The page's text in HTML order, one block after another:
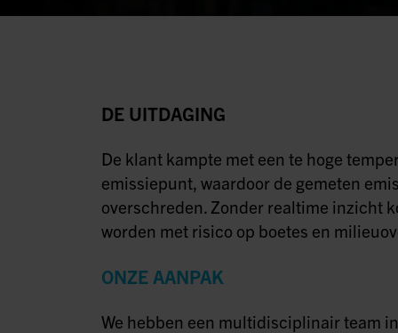
DE UITDAGING
De klant kampte met een te hoge
emissiepunt, waardoor de gemeten
overschreden. Zonder realtime inzicht
worden met risico op boetes en
ONZE AANPAK
We hebben een multidisciplinair team